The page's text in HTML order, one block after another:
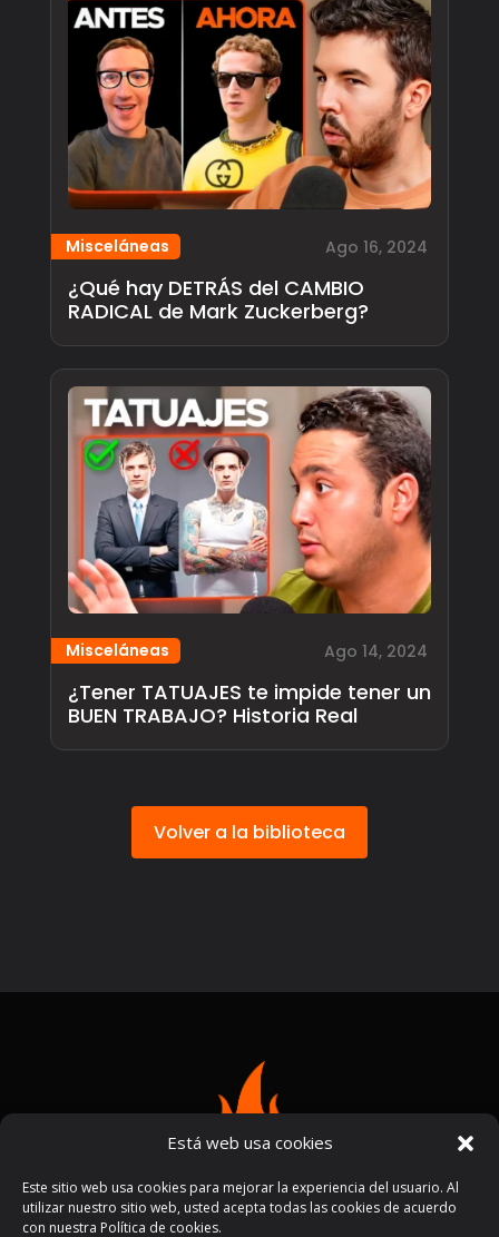
Está web usa cookies
Este sitio web usa cookies para mejorar la experiencia del usuario. Al
utilizar nuestro sitio web, usted acepta todas las cookies de acuerdo
con nuestra Política de cookies.
Misceláneas Ago 16, 2024
¿Qué hay DETRÁS del CAMBIO
RADICAL de Mark Zuckerberg?
Misceláneas Ago 14, 2024
¿Tener TATUAJES te impide tener un
BUEN TRABAJO? Historia Real
Volver a la biblioteca